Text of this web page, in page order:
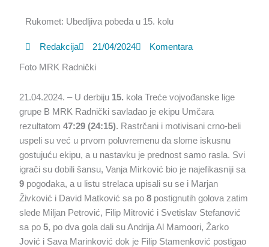
Rukomet: Ubedljiva pobeda u 15. kolu
Redakcija 21/04/2024 Komentara
Foto MRK Radnički
21.04.2024. – U derbiju 15. kola Treće vojvođanske lige
grupe B MRK Radnički savladao je ekipu Umčara
rezultatom47:29 (24:15). Rastrčani i motivisani crno-beli
uspeli su već u prvom poluvremenu da slome iskusnu
gostujuću ekipu, a u nastavku je prednost samo rasla. Svi
igrači su dobili šansu, Vanja Mirković bio je najefikasniji sa
9 pogodaka, a u listu strelaca upisali su se i Marjan
Živković i David Matković sa po8 postignutih golova zatim
slede Miljan Petrović, Filip Mitrović i Svetislav Stefanović
sa po5, po dva gola dali su Andrija Al Mamoori, Žarko
Jović i Sava Marinković dok je Filip Stamenković postigao